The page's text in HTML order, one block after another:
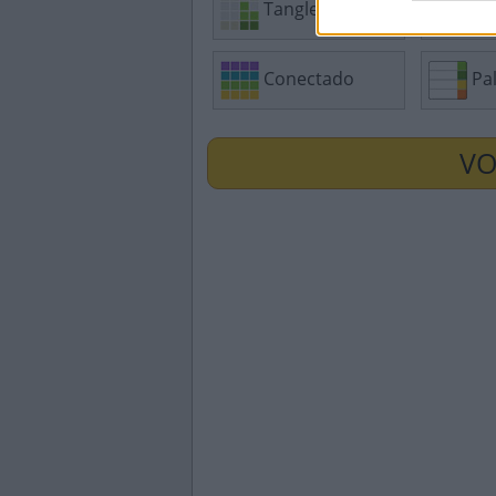
Tangle
Conectado